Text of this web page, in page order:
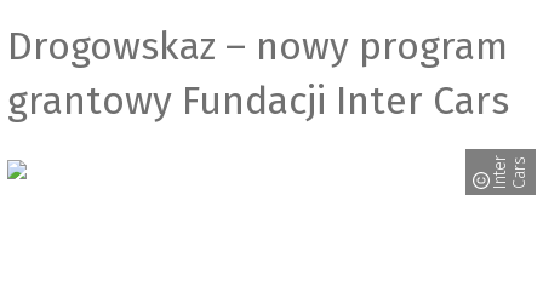
Drogowskaz – nowy program
grantowy Fundacji Inter Cars
I
n
t
e
r
C
a
r s